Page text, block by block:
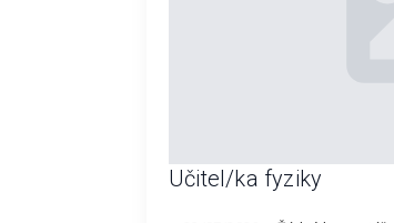
Učitel/ka fyziky